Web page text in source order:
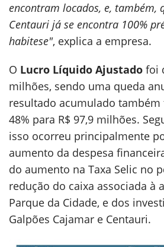
encontram locados, e, também,
Centauri já se encontra 100%
habitese", explica a empresa.
O Lucro Líquido Ajustado foi
milhões, sendo uma queda
resultado acumulado também
48% para R$ 97,9 milhões.
isso ocorreu principalmente
aumento da despesa
do aumento na Taxa Selic no
redução do caixa associada à
Parque da Cidade, e dos
Galpões Cajamar e Centauri.